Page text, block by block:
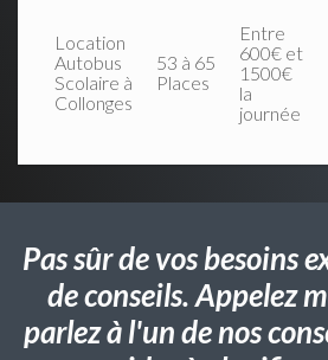
Location
Autobus
Scolaire à
Collonges
53 à 65
Places
Entre
600€ et
1500€
la
journée
Pas sûr de vos besoins
de conseils. Appelez
parlez à l'un de nos